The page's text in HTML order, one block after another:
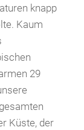
knapp
Kaum
29
Küste, der